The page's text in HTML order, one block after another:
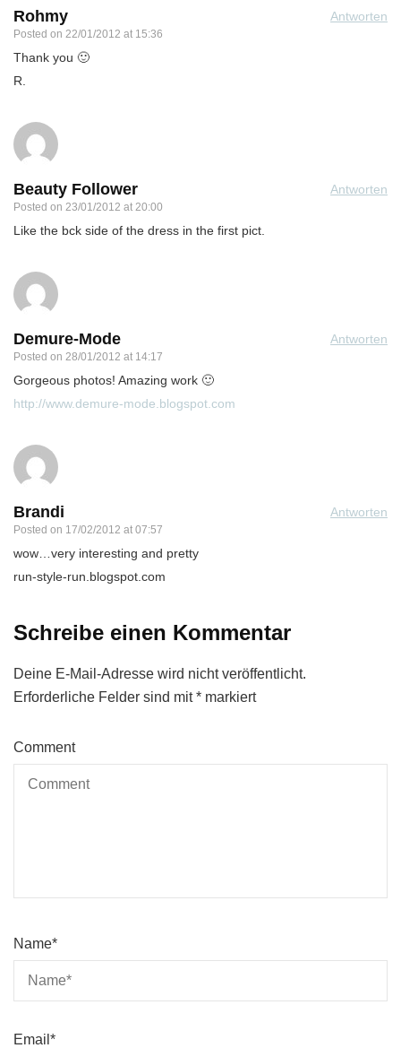
Rohmy
Posted on 22/01/2012 at 15:36
Antworten
Thank you 🙂
R.
Beauty Follower
Posted on 23/01/2012 at 20:00
Antworten
Like the bck side of the dress in the first pict.
Demure-Mode
Posted on 28/01/2012 at 14:17
Antworten
Gorgeous photos! Amazing work 🙂
http://www.demure-mode.blogspot.com
Brandi
Posted on 17/02/2012 at 07:57
Antworten
wow…very interesting and pretty
run-style-run.blogspot.com
Schreibe einen Kommentar
Deine E-Mail-Adresse wird nicht veröffentlicht.
Erforderliche Felder sind mit* markiert
Comment
Name*
Email *